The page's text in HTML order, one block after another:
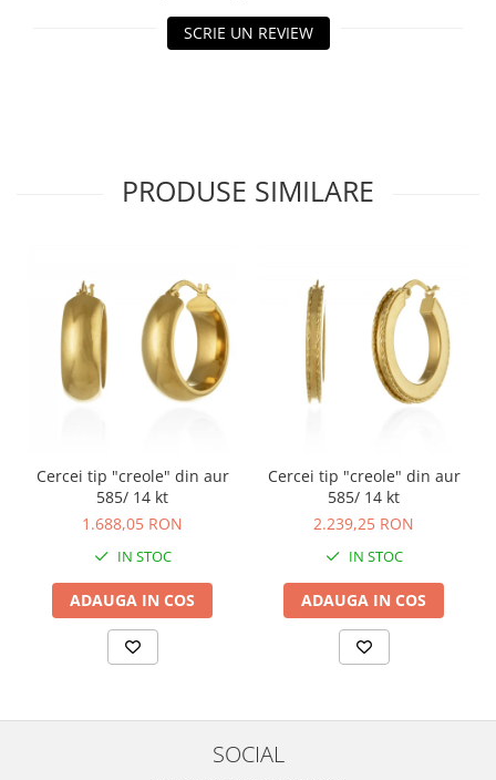
SCRIE UN REVIEW
PRODUSE SIMILARE
Cercei tip "creole" din aur
585/ 14 kt
1.688,05 RON
IN STOC
ADAUGA IN COS
Cercei tip "creole" din aur
585/ 14 kt
2.239,25 RON
IN STOC
ADAUGA IN COS
SOCIAL